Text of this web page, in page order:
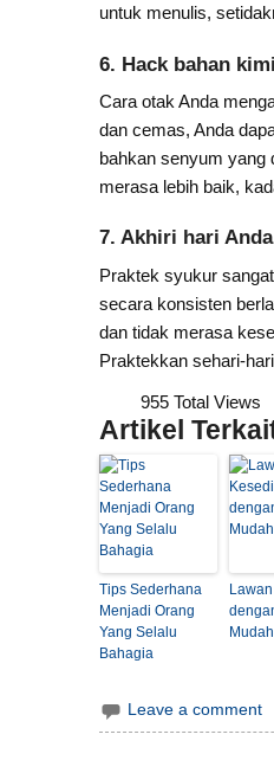
untuk menulis,
6. Hack bahan
Cara otak Anda
dan cemas, Anda
bahkan senyum yang
merasa lebih baik,
7. Akhiri hari
Praktek syukur
secara konsisten
dan tidak merasa
Praktekkan sehari-
955 Total Views
Artikel
Tips Sederhana
Menjadi Orang
Yang Selalu
Bahagia
Leave a comment